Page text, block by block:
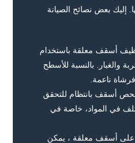
إليك بعض نصائح الصيانة
أسقف معلقة باستخدام
والغبار. بالنسبة للأسطح
ناعمة.
أسقف بانتظام للتحقق
في المواد، خاصة في
على أسقف معلقة ، يمكن